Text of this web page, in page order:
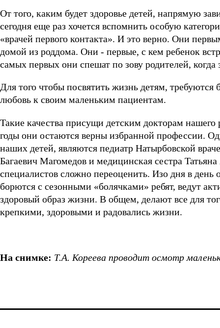
От того, каким будет здоровье детей, напрямую
сегодня еще раз хочется вспомнить особую
«врачей первого контакта». И это верно. Они
домой из роддома. Они - первые, с кем ребенок
самых первых они спешат по зову родителей,
Для того чтобы посвятить жизнь детям,
любовь к своим маленьким пациентам.
Такие качества присущи детским докторам
годы они остаются верны избранной профессии.
наших детей, являются педиатр Натырбовской
Багаевич Магомедов и медицинская сестра
специалистов сложно переоценить. Изо дня в
борются с сезонными «болячками» ребят, ведут
здоровый образ жизни. В общем, делают все для
крепкими, здоровыми и радовались жизни.
На снимке: Т.А. Кореева проводит осмотр